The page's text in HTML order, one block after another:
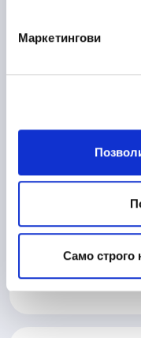
Маркетингови
Само строго
Матричар
Техническа дейност
Велико Търново